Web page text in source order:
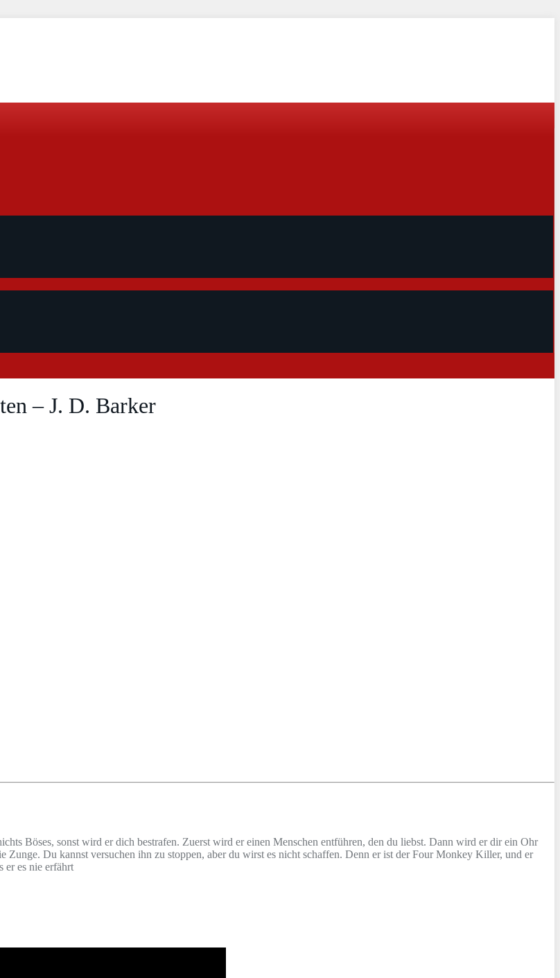
– J. D. Barker
Böses, sonst wird er dich bestrafen. Zuerst wird er einen Menschen entführen, den du liebst. Dann wird er dir ein Ohr
Du kannst versuchen ihn zu stoppen, aber du wirst es nicht schaffen. Denn er ist der Four Monkey Killer, und er
er es nie erfährt